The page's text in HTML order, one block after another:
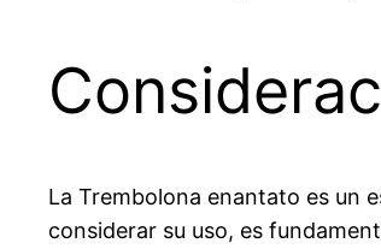
La Trembolona enantato es un
considerar su uso, es